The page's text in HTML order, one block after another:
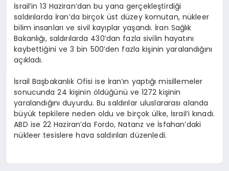
İsrail’in 13 Haziran’dan bu yana gerçekleştirdiği
saldırılarda İran’da birçok üst düzey komutan, nükleer
bilim insanları ve sivil kayıplar yaşandı. İran Sağlık
Bakanlığı, saldırılarda 430’dan fazla sivilin hayatını
kaybettiğini ve 3 bin 500’den fazla kişinin yaralandığını
açıkladı.
İsrail Başbakanlık Ofisi ise İran’ın yaptığı misillemeler
sonucunda 24 kişinin öldüğünü ve 1272 kişinin
yaralandığını duyurdu. Bu saldırılar uluslararası alanda
büyük tepkilere neden oldu ve birçok ülke, İsrail’i kınadı.
ABD ise 22 Haziran’da Fordo, Natanz ve İsfahan’daki
nükleer tesislere hava saldırıları düzenledi.